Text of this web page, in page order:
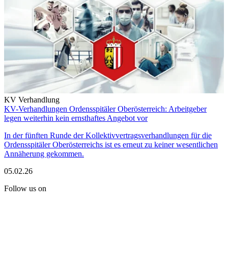
KV Verhandlung
KV-Verhandlungen Ordensspitäler Oberösterreich: Arbeitgeber
legen weiterhin kein ernsthaftes Angebot vor
In der fünften Runde der Kollektivvertragsverhandlungen für die
Ordensspitäler Oberösterreichs ist es erneut zu keiner wesentlichen
Annäherung gekommen.
05.02.26
Follow us on